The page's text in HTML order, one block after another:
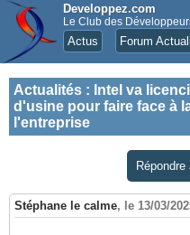
Developpez.com
Le Club des
Actus Forum
Actualités : Intel va
d'usine pour faire face à
l'entreprise
Stéphane le calme, le 13/03/